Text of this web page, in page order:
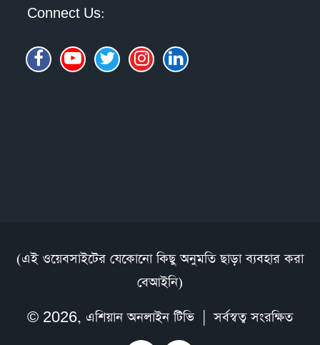
Connect Us:
(এই ওয়েবসাইটের যেকোনো কিছু অনুমতি ছাড়া ব্যবহার করা
বেআইনি)
© 2026, এশিয়ান অনলাইন টিভি| সর্বস্বত্ব সংরক্ষিত